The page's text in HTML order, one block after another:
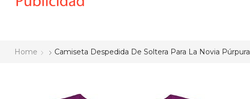
Home Camiseta Despedida De Soltera Para La Novia Púrpura